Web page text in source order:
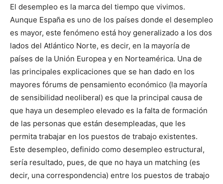
El desempleo es la marca del tiempo que vivimos.
Aunque España es uno de los países donde el desempleo
es mayor, este fenómeno está hoy generalizado a los dos
lados del Atlántico Norte, es decir, en la mayoría de
países de la Unión Europea y en Norteamérica. Una de
las principales explicaciones que se han dado en los
mayores fórums de pensamiento económico (la mayoría
de sensibilidad neoliberal) es que la principal causa de
que haya un desempleo elevado es la falta de formación
de las personas que están desempleadas, que les
permita trabajar en los puestos de trabajo existentes.
Este desempleo, definido como desempleo estructural,
sería resultado, pues, de que no haya un matching (es
decir, una correspondencia) entre los puestos de trabajo